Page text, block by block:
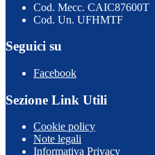
Cod. Mecc. CAIC87600T
Cod. Un. UFHMTF
Seguici su
Facebook
Sezione Link Utili
Cookie policy
Note legali
Informativa Privacy